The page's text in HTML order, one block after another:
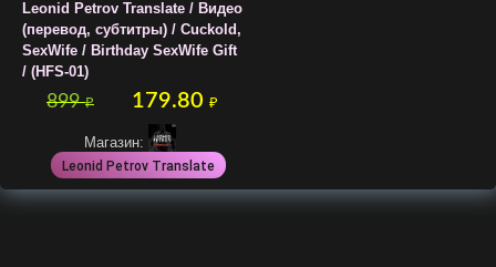
Leonid Petrov Translate / Видео
(перевод, субтитры) / Cuckold,
SexWife / Birthday SexWife Gift
/ (HFS-01)
899₽ 179.80 ₽
Магазин:
Leonid Petrov Translate